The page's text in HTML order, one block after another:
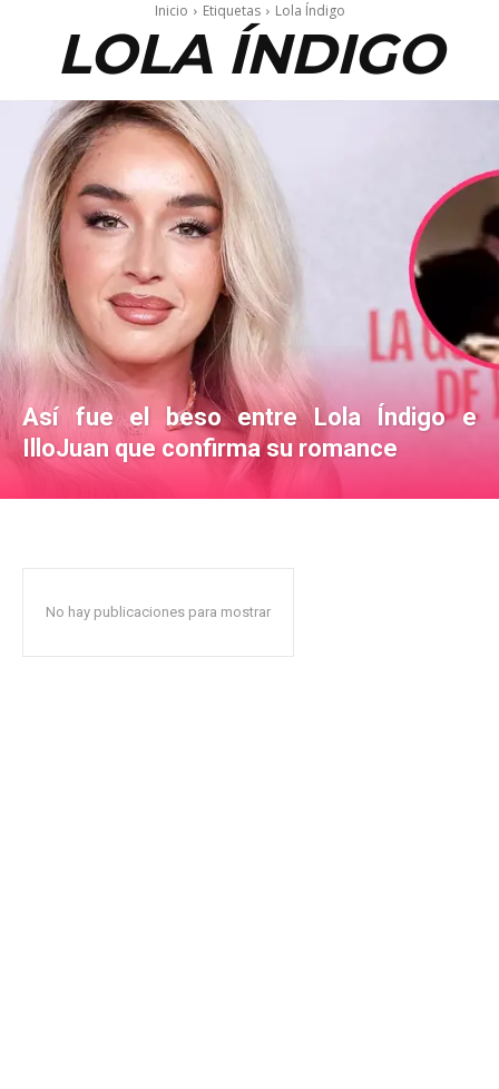
Inicio Etiquetas Lola Índigo
LOLA ÍNDIGO
Así fue el beso entre Lola Índigo e
IlloJuan que confirma su romance
No hay publicaciones para mostrar